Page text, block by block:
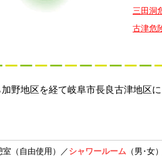
三田洞
古津危
野地区を経て岐阜市長良古津地区
室（自由使用）／シャワールーム （男･女